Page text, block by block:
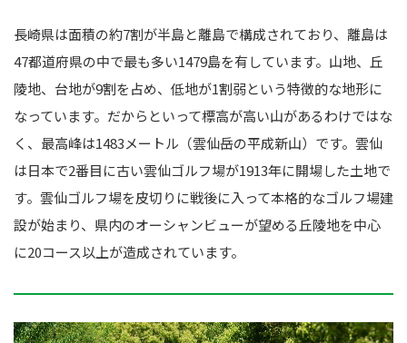
長崎県は面積の約7割が半島と離島で構成されており、離島は
47都道府県の中で最も多い1479島を有しています。山地、丘
陵地、台地が9割を占め、低地が1割弱という特徴的な地形に
なっています。だからといって標高が高い山があるわけではな
く、最高峰は1483メートル（雲仙岳の平成新山）です。雲仙
は日本で2番目に古い雲仙ゴルフ場が1913年に開場した土地で
す。雲仙ゴルフ場を皮切りに戦後に入って本格的なゴルフ場建
設が始まり、県内のオーシャンビューが望める丘陵地を中心
に20コース以上が造成されています。